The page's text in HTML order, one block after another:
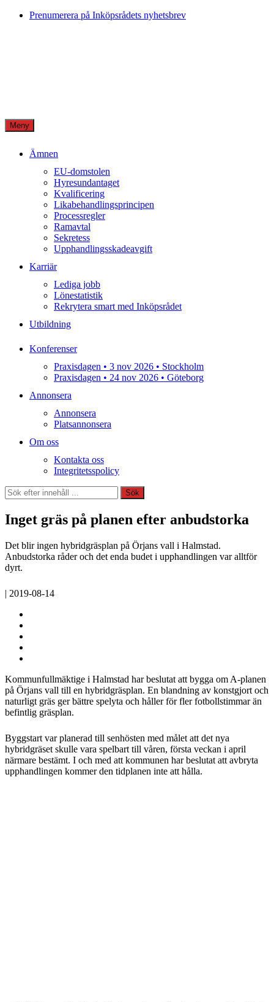
Skip
Prenumerera på Inköpsrådets nyhetsbrev
Meny
Ämnen
EU-domstolen
Hyresundantaget
Kvalificering
Likabehandlingsprincipen
Processregler
Ramavtal
Sekretess
Upphandlingsskadeavgift
Karriär
Lediga jobb
Lönestatistik
Rekrytera smart med Inköpsrådet
Utbildning
Konferenser
Praxisdagen • 3 nov 2026 • Stockholm
Praxisdagen • 24 nov 2026 • Göteborg
Annonsera
Annonsera
Platsannonsera
Om oss
Kontakta oss
Integritetsspolicy
Sök
Sök
Inget gräs på planen efter anbudstorka
Det blir ingen hybridgräsplan på Örjans vall i Halmstad.
Anbudstorka råder och det enda budet i upphandlingen var alltför
dyrt.
| 2019-08-14
Kommunfullmäktige i Halmstad har beslutat att bygga om A-planen
på Örjans vall till en hybridgräsplan. En blandning av konstgjort och
naturligt gräs ger bättre spelyta och håller för fler fotbollstimmar än
befintlig gräsplan.
Byggstart var planerad till senhösten med målet att det nya
hybridgräset skulle vara spelbart till våren, första veckan i april
närmare bestämt. I och med att kommunen har beslutat att avbryta
upphandlingen kommer den tidplanen inte att hålla.